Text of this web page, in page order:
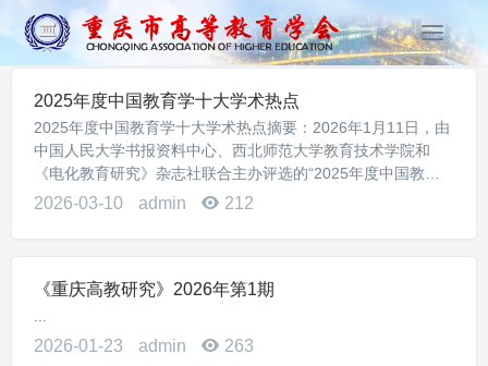
T
o
n
i
2025年度中国教育学十大学术热点
2025年度中国教育学十大学术热点摘要：2026年1月11日，由
中国人民大学书报资料中心、西北师范大学教育技术学院和
《电化教育研究》杂志社联合主办评选的“2025年度中国教育
学十大学术热点”正式发布。中国教育学十大学术热点评选活动
2026-03-10 admin 212
《重庆高教研究》2026年第1期
2026-01-23 admin 263